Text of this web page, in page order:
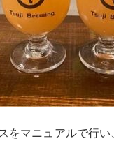
をマニュアルで行い